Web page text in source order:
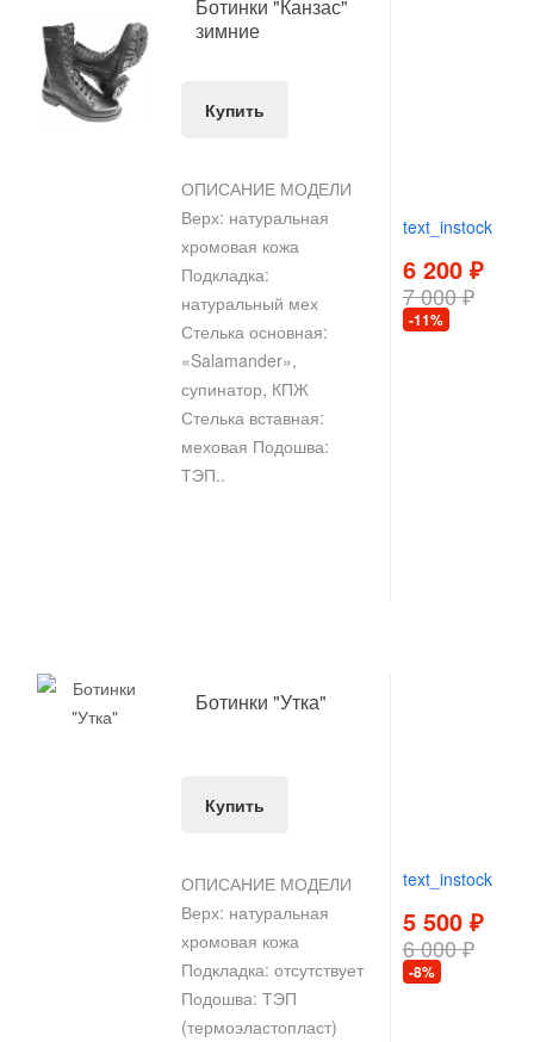
Ботинки "Канзас"
зимние
Купить
ОПИСАНИЕ МОДЕЛИ
Верх: натуральная
хромовая кожа
Подкладка:
натуральный мех
Стелька основная:
«Salamander»,
супинатор, КПЖ
Стелька вставная:
меховая Подошва:
ТЭП..
text_instock
6 200 ₽
7 000 ₽
-11%
Ботинки "Утка"
Купить
ОПИСАНИЕ МОДЕЛИ
Верх: натуральная
хромовая кожа
Подкладка: отсутствует
Подошва: ТЭП
(термоэластопласт)
text_instock
5 500 ₽
6 000 ₽
-8%